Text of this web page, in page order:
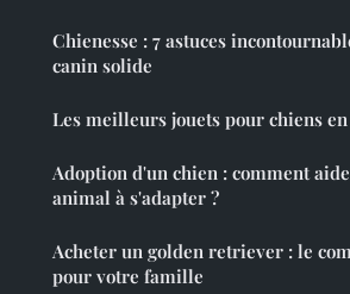
Chienesse : 7 astuces
canin solide
Les meilleurs jouets pour chiens en
Adoption d'un chien : comment
animal à s'adapter ?
Acheter un golden retriever : le
pour votre famille